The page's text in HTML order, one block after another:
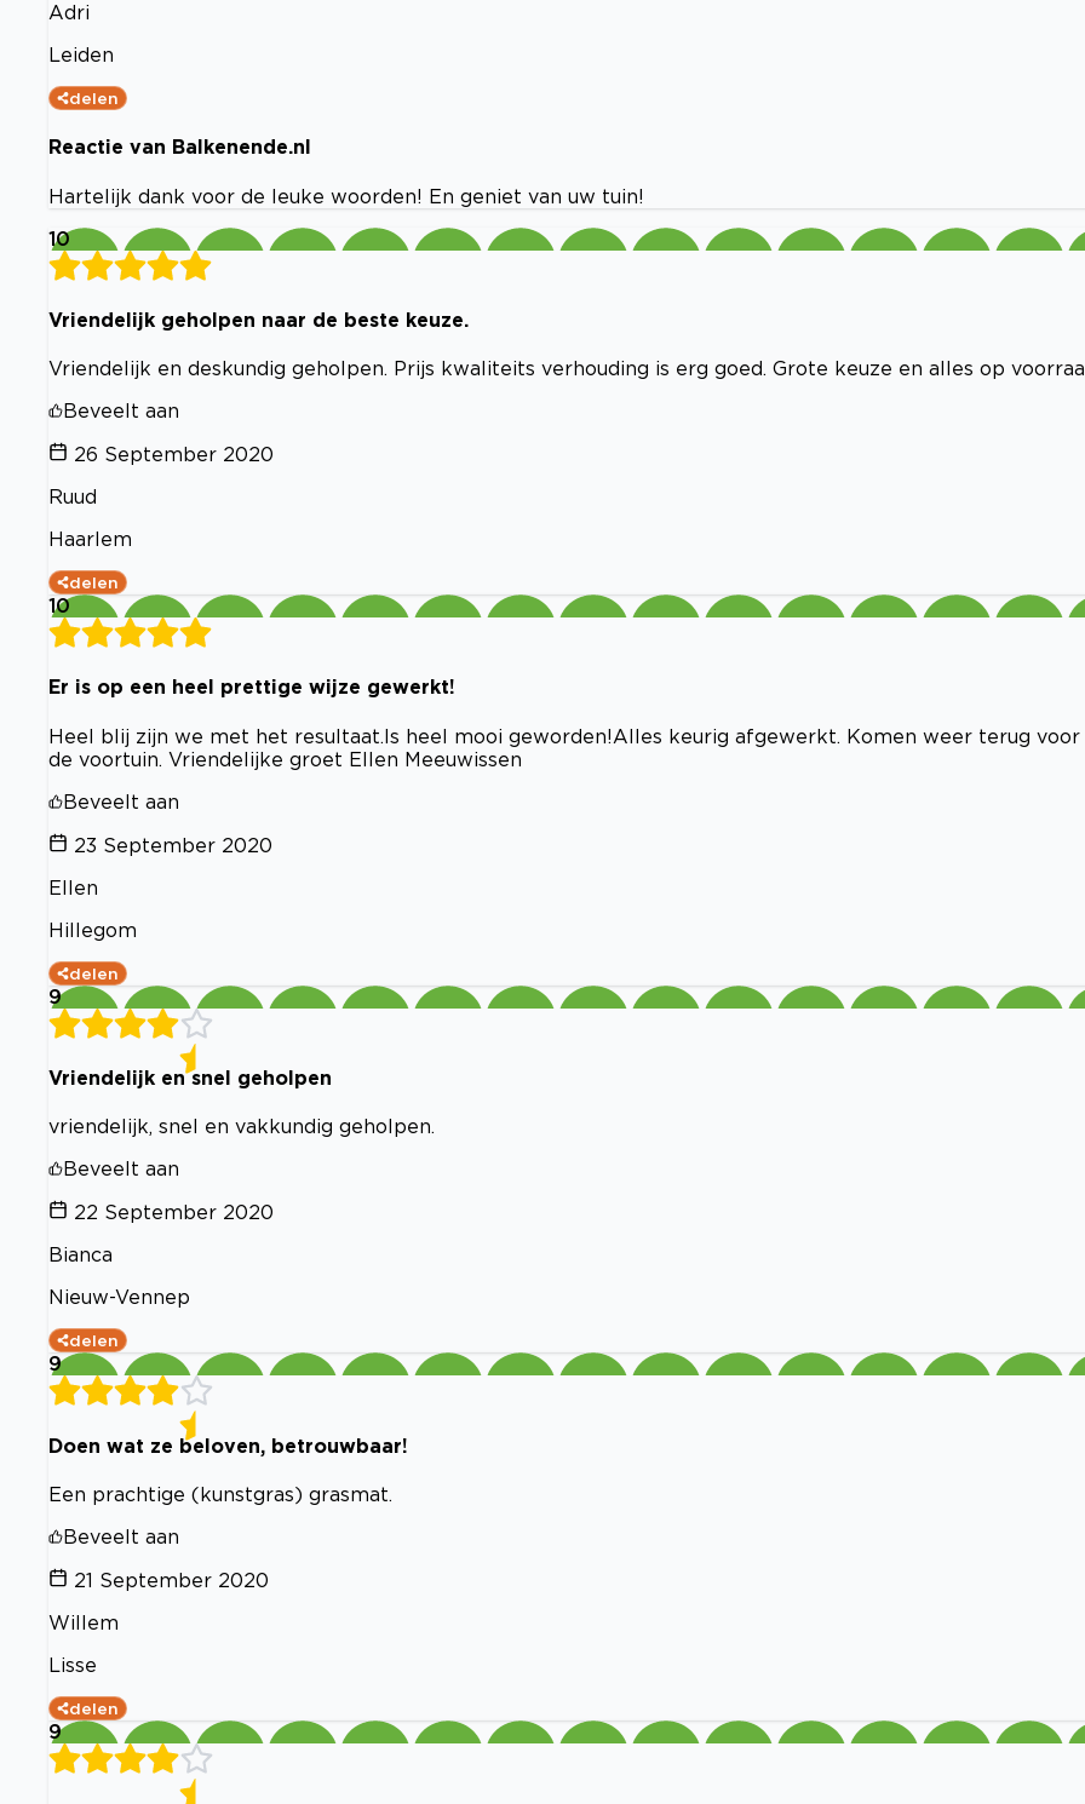
Adri
Leiden
delen
Reactie van Balkenende.nl
Hartelijk dank voor de leuke woorden! En geniet van uw tuin!
10
Vriendelijk geholpen naar de beste keuze.
Vriendelijk en deskundig geholpen. Prijs kwaliteits verhouding is erg goed. Grote keuze en alles op
Beveelt aan
26 September 2020
Ruud
Haarlem
delen
10
Er is op een heel prettige wijze gewerkt!
Heel blij zijn we met het resultaat.Is heel mooi geworden!Alles keurig afgewerkt. Komen weer terug voor
de voortuin. Vriendelijke groet Ellen Meeuwissen
Beveelt aan
23 September 2020
Ellen
Hillegom
delen
9
Vriendelijk en snel geholpen
vriendelijk, snel en vakkundig geholpen.
Beveelt aan
22 September 2020
Bianca
Nieuw-Vennep
delen
9
Doen wat ze beloven, betrouwbaar!
Een prachtige (kunstgras) grasmat.
Beveelt aan
21 September 2020
Willem
Lisse
delen
9